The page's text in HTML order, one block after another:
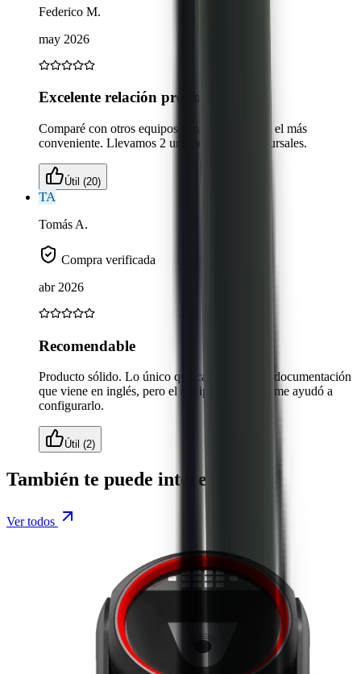
Federico M.
may 2026
Excelente relación precio/calidad
Comparé con otros equipos similares y este es el más
conveniente. Llevamos 2 unidades para 2 sucursales.
Útil (20)
TA
Tomás A.
Compra verificada
abr 2026
Recomendable
Producto sólido. Lo único que cambiaría es la documentación
que viene en inglés, pero el equipo de soporte me ayudó a
configurarlo.
Útil (2)
También te puede interesar
Ver todos